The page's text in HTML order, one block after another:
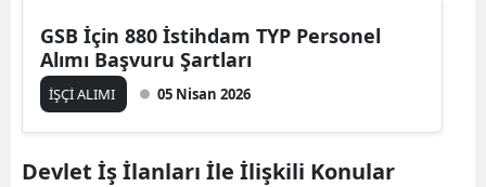
GSB İçin 880 İstihdam TYP Personel
Alımı Başvuru Şartları
İŞÇİ ALIMI 05 Nisan 2026
Devlet İş İlanları İle İlişkili Konular